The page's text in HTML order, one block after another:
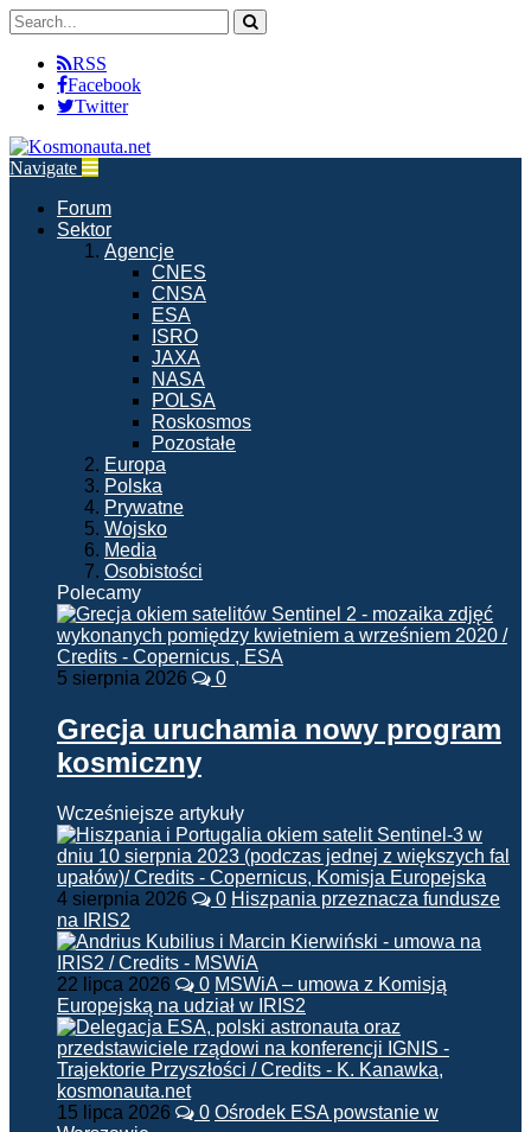
RSS
Facebook
Twitter
Navigate
Forum
Sektor
Agencje
CNES
CNSA
ESA
ISRO
JAXA
NASA
POLSA
Roskosmos
Pozostałe
Europa
Polska
Prywatne
Wojsko
Media
Osobistości
Polecamy
5 sierpnia 2026 0
Grecja uruchamia nowy program
kosmiczny
Wcześniejsze artykuły
4 sierpnia 2026 0 Hiszpania przeznacza fundusze
na IRIS2
22 lipca 2026 0 MSWiA – umowa z Komisją
Europejską na udział w IRIS2
15 lipca 2026 0 Ośrodek ESA powstanie w